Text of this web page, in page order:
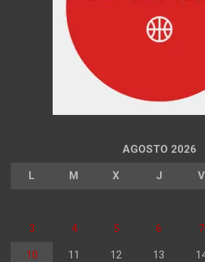
AGOSTO 2026
L M X J V
3 4 5 6 7
10 11 12 13